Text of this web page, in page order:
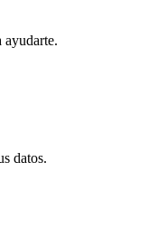
ayudarte.
datos.